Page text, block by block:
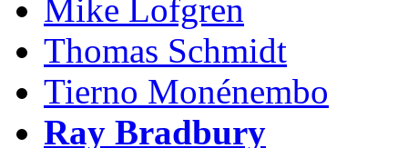
Mike Lofgren
Thomas Schmidt
Tierno Monénembo
Ray Bradbury